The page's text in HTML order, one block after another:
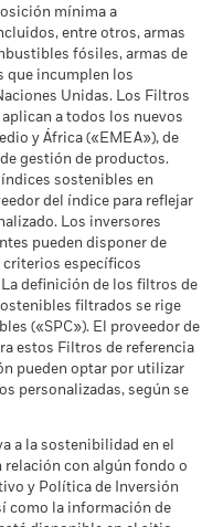
0,00%
4,78%
95,23%
de BlackRock
Térmico y Arenas
para aquellas empresas
proceden de la
bituminosas de
Research. Para la
cualquier ingreso de la
bituminosas (siendo
0 %), de acuerdo con lo
niveles son los
mínima a
entre otros, armas
fósiles, armas de
que incumplen los
Unidas. Los Filtros
a todos los nuevos
y África («EMEA»), de
gestión de productos.
sostenibles en
del índice para reflejar
Los inversores
pueden disponer de
específicos
definición de los filtros de
filtrados se rige
(«SPC»). El proveedor de
estos Filtros de referencia
pueden optar por utilizar
personalizadas, según se
a la sostenibilidad en el
con algún fondo o
y Política de Inversión
como la información de